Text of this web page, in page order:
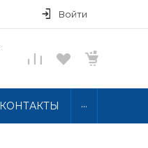
Войти
КОНТАКТЫ ...